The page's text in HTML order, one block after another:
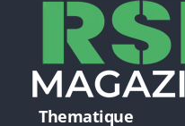
Thematique